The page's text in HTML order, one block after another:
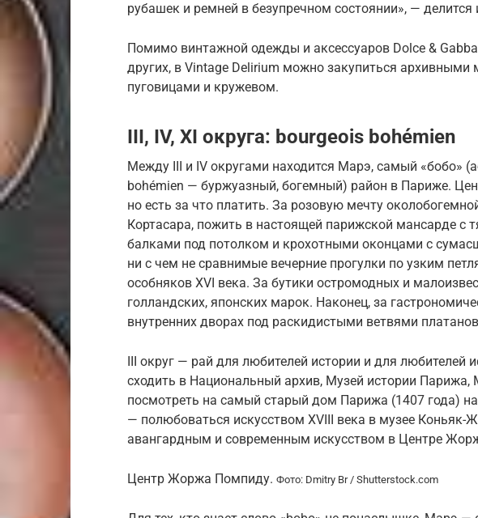
рубашек и ремней в безупречном состоянии», —
Помимо винтажной одежды и аксессуаров Dolce &
других, в Vintage Delirium можно закупиться
пуговицами и кружевом.
III, IV, XI округа: bourgeois bohémien
Между III и IV округами находится Марэ, самый «бобо»
bohémien — буржуазный, богемный) район в Париже.
но есть за что платить. За розовую мечту
Кортасара, пожить в настоящей парижской мансарде с
балками под потолком и крохотными оконцами с
ни с чем не сравнимые вечерние прогулки по узким
особняков XVI века. За бутики остромодных и
голландских, японских марок. Наконец, за
внутренних дворах под раскидистыми ветвями
III округ — рай для любителей истории и для любителей
сходить в Национальный архив, Музей истории Парижа,
посмотреть на самый старый дом Парижа (1407 года)
— полюбоваться искусством XVIII века в музее Коньяк-
авангардным и современным искусством в Центре
Центр Жоржа Помпиду. Фото: Dmitry Br / Shutterstock.com